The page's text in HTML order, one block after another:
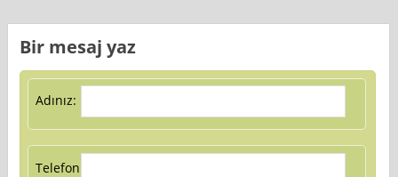
Bir mesaj yaz
Adınız:
Telefon: